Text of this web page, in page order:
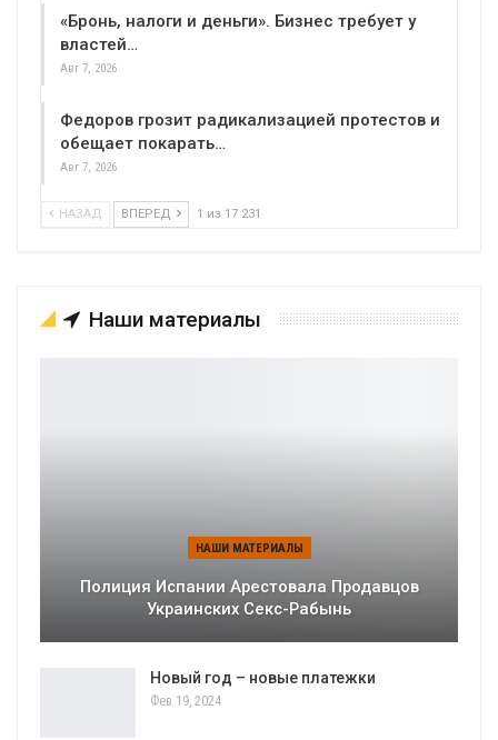
«Бронь, налоги и деньги». Бизнес требует у
властей…
Авг 7, 2026
Федоров грозит радикализацией протестов и
обещает покарать…
Авг 7, 2026
НАЗАД ВПЕРЕД 1 из 17 231
Наши материалы
НАШИ МАТЕРИАЛЫ
Полиция Испании Арестовала Продавцов
Украинских Секс-Рабынь
Новый год – новые платежки
Фев 19, 2024